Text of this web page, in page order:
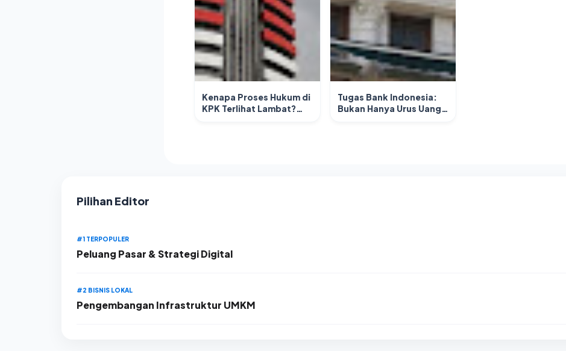
Kenapa Proses Hukum di
KPK Terlihat Lambat?
Tugas Bank Indonesia:
Bukan Hanya Urus Uang
Pilihan Editor
#1 TERPOPULER
Peluang Pasar & Strategi Digital
#2 BISNIS LOKAL
Pengembangan Infrastruktur UMKM